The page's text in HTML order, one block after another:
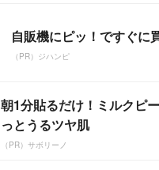
自販機にピッ！ですぐに
（PR）ジハンピ
朝1分貼るだけ！ミルクピ
っとうるツヤ肌
（PR）サボリーノ